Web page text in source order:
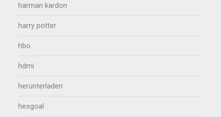
harman kardon
harry potter
hbo
hdmi
herunterladen
hesgoal